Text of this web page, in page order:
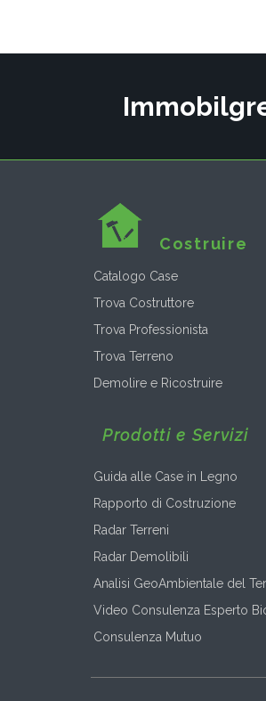
Costruire
Catalogo Case
Trova Costruttore
Trova Professionista
Trova Terreno
Demolire e Ricostruire
Prodotti e Servizi
Guida alle Case in Legno
Rapporto di Costruzione
Radar Terreni
Radar Demolibili
Analisi GeoAmbientale del
Video Consulenza Esperto
Consulenza Mutuo